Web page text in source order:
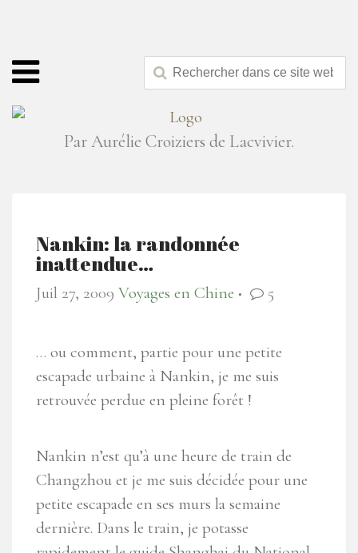
Par Aurélie Croiziers de Lacvivier.
Nankin: la randonnée
inattendue…
Juil 27, 2009 Voyages en Chine ● 5
… ou comment, partie pour une petite
escapade urbaine à Nankin, je me suis
retrouvée perdue en pleine forêt !
Nankin n’est qu’à une heure de train de
Changzhou et je me suis décidée pour une
petite escapade en ses murs la semaine
dernière. Dans le train, je potasse